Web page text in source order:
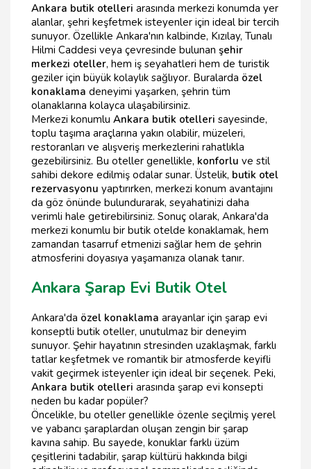
Ankara butik otelleri arasında merkezi konumda yer
alanlar, şehri keşfetmek isteyenler için ideal bir tercih
sunuyor. Özellikle Ankara'nın kalbinde, Kızılay, Tunalı
Hilmi Caddesi veya çevresinde bulunan şehir
merkezi oteller, hem iş seyahatleri hem de turistik
geziler için büyük kolaylık sağlıyor. Buralarda özel
konaklama deneyimi yaşarken, şehrin tüm
olanaklarına kolayca ulaşabilirsiniz.
Merkezi konumlu Ankara butik otelleri sayesinde,
toplu taşıma araçlarına yakın olabilir, müzeleri,
restoranları ve alışveriş merkezlerini rahatlıkla
gezebilirsiniz. Bu oteller genellikle, konforlu ve stil
sahibi dekore edilmiş odalar sunar. Üstelik, butik otel
rezervasyonu yaptırırken, merkezi konum avantajını
da göz önünde bulundurarak, seyahatinizi daha
verimli hale getirebilirsiniz. Sonuç olarak, Ankara'da
merkezi konumlu bir butik otelde konaklamak, hem
zamandan tasarruf etmenizi sağlar hem de şehrin
atmosferini doyasıya yaşamanıza olanak tanır.
Ankara Şarap Evi Butik Otel
Ankara'da özel konaklama arayanlar için şarap evi
konseptli butik oteller, unutulmaz bir deneyim
sunuyor. Şehir hayatının stresinden uzaklaşmak, farklı
tatlar keşfetmek ve romantik bir atmosferde keyifli
vakit geçirmek isteyenler için ideal bir seçenek. Peki,
Ankara butik otelleri arasında şarap evi konsepti
neden bu kadar popüler?
Öncelikle, bu oteller genellikle özenle seçilmiş yerel
ve yabancı şaraplardan oluşan zengin bir şarap
kavına sahip. Bu sayede, konuklar farklı üzüm
çeşitlerini tadabilir, şarap kültürü hakkında bilgi